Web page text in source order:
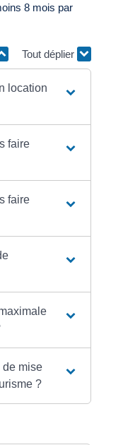
8 mois par
Tout déplier
location
faire
faire
de mise
?